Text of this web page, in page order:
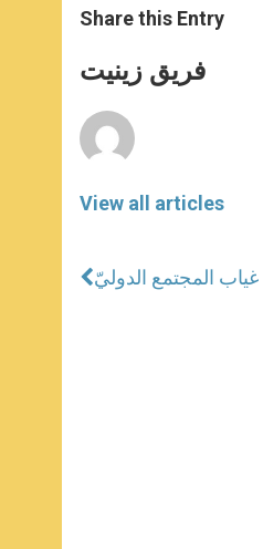
t
s
p
p
s
e
g
e
e
b
o
k
Share this Entry
فريق زينيت
View all articles
المجتمع الدوليّ